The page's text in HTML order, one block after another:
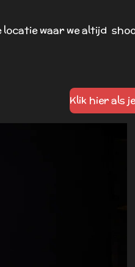
waar we altijd
Klik hier als